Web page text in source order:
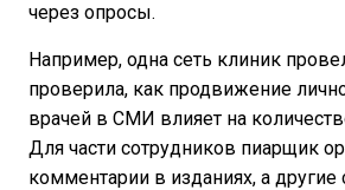
через опросы.
Например, одна сеть клиник
проверила, как продвижение
врачей в СМИ влияет на
Для части сотрудников пиарщик
комментарии в изданиях, а другие